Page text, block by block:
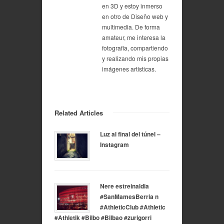
en 3D y estoy inmerso
en otro de Diseño web y
multimedia. De forma
amateur, me interesa la
fotografía, compartiendo
y realizando mis propias
imágenes artísticas.
Related Articles
Luz al final del túnel –
Instagram
Nere estreinaldia
#SanMamesBerria n
#AthleticClub #Athletic
#Athletik #Bilbo #Bilbao #zurigorri